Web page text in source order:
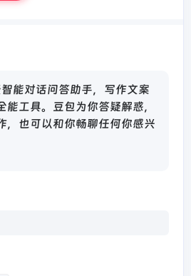
能对话问答助手，写作文案
能工具。豆包为你答疑解惑，
，也可以和你畅聊任何你感兴